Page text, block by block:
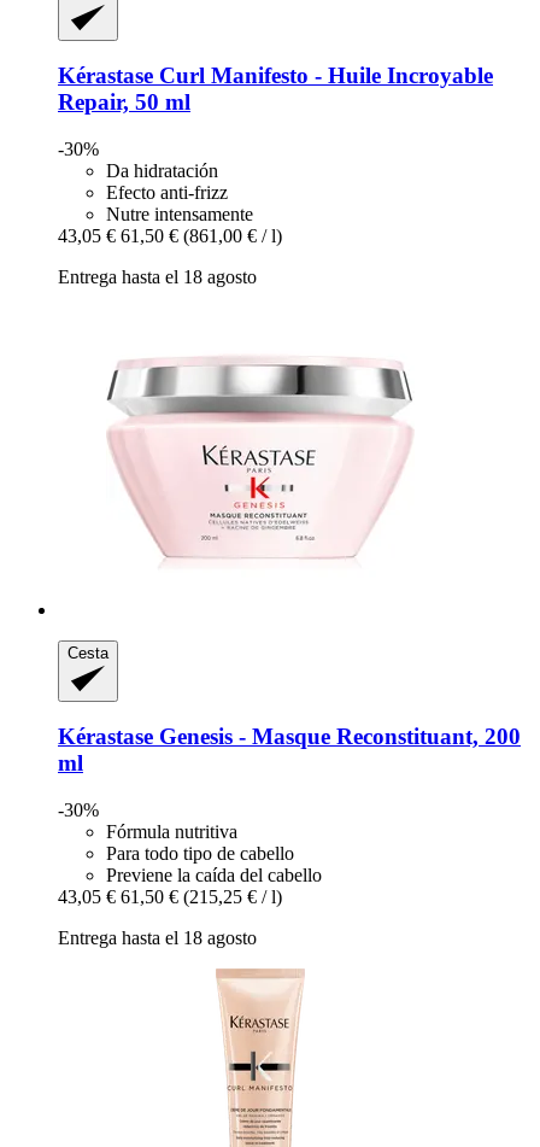
Kérastase Curl Manifesto -​ Huile Incroyable
Repair, 50 ml
-30%
Da hidratación
Efecto anti-frizz
Nutre intensamente
43,05 € 61,50 € (861,00 € / l)
Entrega hasta el 18 agosto
Cesta
Kérastase Genesis -​ Masque Reconstituant, 200
ml
-30%
Fórmula nutritiva
Para todo tipo de cabello
Previene la caída del cabello
43,05 € 61,50 € (215,25 € / l)
Entrega hasta el 18 agosto